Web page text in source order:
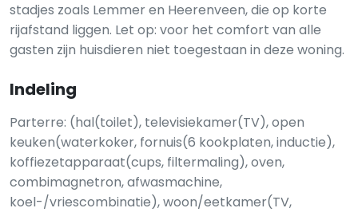
stadjes zoals Lemmer en Heerenveen, die op korte
rijafstand liggen. Let op: voor het comfort van alle
gasten zijn huisdieren niet toegestaan in deze woning.
Indeling
Parterre: (hal(toilet), televisiekamer(TV), open
keuken(waterkoker, fornuis(6 kookplaten, inductie),
koffiezetapparaat(cups, filtermaling), oven,
combimagnetron, afwasmachine,
koel-/vriescombinatie), woon/eetkamer(TV,